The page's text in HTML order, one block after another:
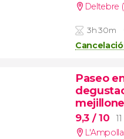
Deltebre
3h 30m
Paseo
9,3 / 10
L'Ampolla